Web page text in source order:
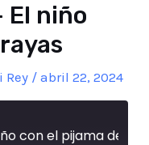
El niño
Rey /abril 22, 2024